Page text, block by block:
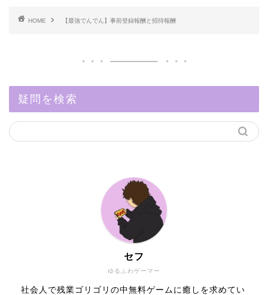
HOME 【最強でんでん】事前登録報酬と招待報酬
疑問を検索
ゆるふわゲーマー
セフ
社会人で残業ゴリゴリの中無料ゲームに癒しを求めてい